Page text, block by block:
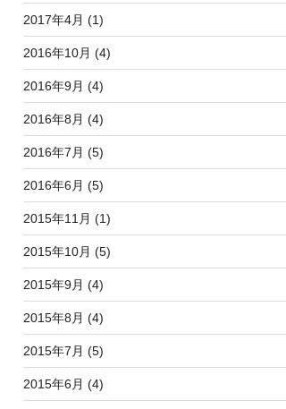
2017年4月 (1)
2016年10月 (4)
2016年9月 (4)
2016年8月 (4)
2016年7月 (5)
2016年6月 (5)
2015年11月 (1)
2015年10月 (5)
2015年9月 (4)
2015年8月 (4)
2015年7月 (5)
2015年6月 (4)